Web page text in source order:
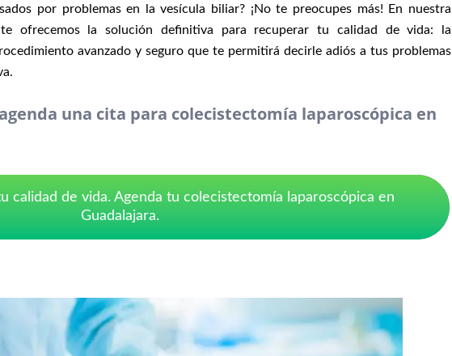
por problemas en la vesícula biliar? ¡No te preocupes más! En nuestra
ofrecemos la solución definitiva para recuperar tu calidad de vida: la
avanzado y seguro que te permitirá decirle adiós a tus problemas
una cita para colecistectomía laparoscópica en
calidad de vida. Agenda tu colecistectomía laparoscópica en
Guadalajara.